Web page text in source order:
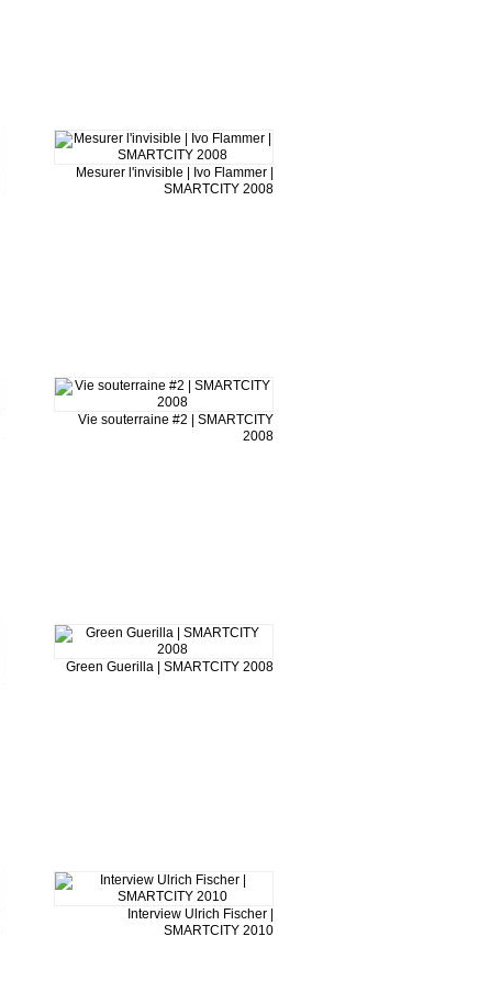
Mesurer l'invisible | Ivo Flammer |
SMARTCITY 2008
Vie souterraine #2 | SMARTCITY
2008
Green Guerilla | SMARTCITY 2008
Interview Ulrich Fischer |
SMARTCITY 2010